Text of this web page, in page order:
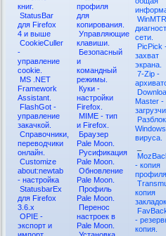
книг.
StatusBar
для Firefox
4 и выше
CookieCuller
-
управление
cookie.
MS .NET
Framework
Assistant.
FlashGot -
управление
закачкой.
Справочники,
переводчики
онлайн.
Customize
about:newtab
- настройка
StatusbarEx
для Firefox
3.6.x
OPIE -
экспорт и
профиля
для
копирования.
Управляющие
клавиши.
Безопасный
и
командный
режимы.
Куки -
настройки
Firefox.
MIME - тип
и Firefox.
Браузер
Pale Moon.
Русификация
Pale Moon.
Обновление
Pale Moon.
Профиль
Pale Moon.
Перенос
настроек в
Pale Moon.
сети.
PicPick
захват
экрана.
7-Zip -
Master -
вируса.
- копия
профиля.
копия
закладок.
-
копия.